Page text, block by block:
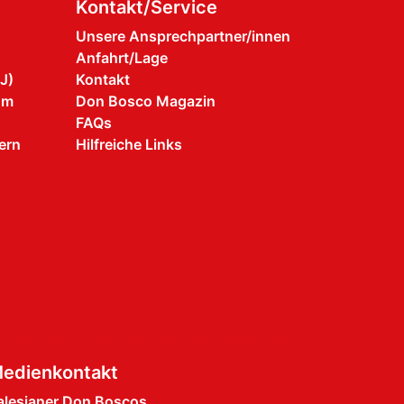
Kontakt/Service
Unsere Ansprechpartner/innen
Anfahrt/Lage
Kontakt
Don Bosco Magazin
FAQs
Hilfreiche Links